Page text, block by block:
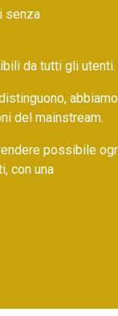
senza
da tutti gli utenti.
abbiamo
del mainstream.
possibile
con una